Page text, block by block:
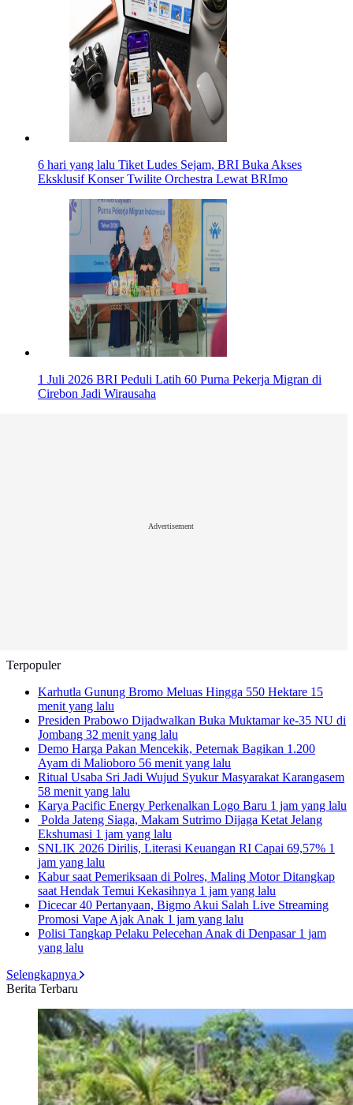
6 hari yang lalu Tiket Ludes Sejam, BRI Buka Akses
Eksklusif Konser Twilite Orchestra Lewat BRImo
1 Juli 2026 BRI Peduli Latih 60 Purna Pekerja Migran di
Cirebon Jadi Wirausaha
Advertisement
Terpopuler
Karhutla Gunung Bromo Meluas Hingga 550 Hektare 15
menit yang lalu
Presiden Prabowo Dijadwalkan Buka Muktamar ke-35 NU di
Jombang 32 menit yang lalu
Demo Harga Pakan Mencekik, Peternak Bagikan 1.200
Ayam di Malioboro 56 menit yang lalu
Ritual Usaba Sri Jadi Wujud Syukur Masyarakat Karangasem
58 menit yang lalu
Karya Pacific Energy Perkenalkan Logo Baru 1 jam yang lalu
Polda Jateng Siaga, Makam Sutrimo Dijaga Ketat Jelang
Ekshumasi 1 jam yang lalu
SNLIK 2026 Dirilis, Literasi Keuangan RI Capai 69,57% 1
jam yang lalu
Kabur saat Pemeriksaan di Polres, Maling Motor Ditangkap
saat Hendak Temui Kekasihnya 1 jam yang lalu
Dicecar 40 Pertanyaan, Bigmo Akui Salah Live Streaming
Promosi Vape Ajak Anak 1 jam yang lalu
Polisi Tangkap Pelaku Pelecehan Anak di Denpasar 1 jam
yang lalu
Selengkapnya
Berita Terbaru